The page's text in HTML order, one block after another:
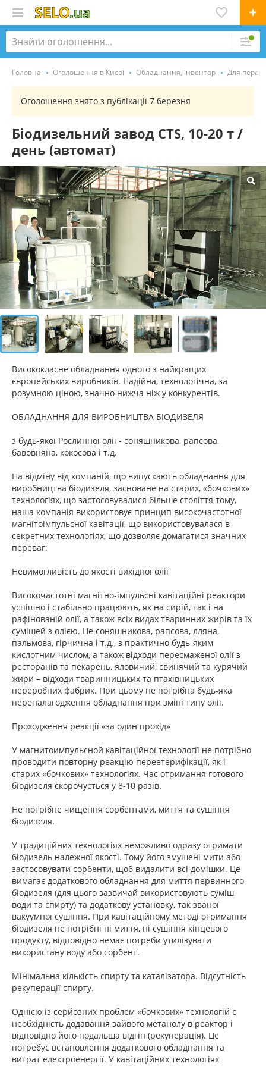
Головна Оголошення в Києві Обладнання, інвентар Для
Оголошення знято з публікації 7 березня
Біодизельний завод CTS, 10-20 т /
день (автомат)
Висококласне обладнання одного з найкращих
європейських виробників. Надійна, технологічна, за
розумною ціною, значно нижча ніж у конкурентів.
ОБЛАДНАННЯ ДЛЯ ВИРОБНИЦТВА БІОДИЗЕЛЯ
з будь-якої Рослинної олії - соняшникова, рапсова,
бавовняна, кокосова і т.д.
На відміну від компаній, що випускають обладнання для
виробництва біодизеля, засноване на старих, «бочкових»
технологіях, що застосовувалися більше століття тому,
наша компанія використовує принцип високочастотної
магнітоімпульсної кавітації, що використовувалася в
секретних технологіях, що дозволяє домагатися значних
переваг:
Невимогливість до якості вихідної олії
Високочастотні магнітно-імпульсні кавітаційні реактори
успішно і стабільно працюють, як на сирій, так і на
рафінованій олії, а також всіх видах тваринних жирів та їх
сумішей з олією. Це соняшникова, рапсова, лляна,
пальмова, гірчична і т.д., з практично будь-яким
кислотним числом, а також відходи пересмаженої олії з
ресторанів та пекарень, яловичий, свинячий та курячий
жири – відходи тваринницьких та птахівницьких
переробних фабрик. При цьому не потрібна будь-яка
переналагодження обладнання при зміні типу олії.
Проходження реакції «за один прохід»
У магнитоимпульсной кавітаційної технології не потрібно
проводити повторну реакцію переетерифікації, як і
старих «бочкових» технологіях. Час отримання готового
біодизеля скорочується у 8-10 разів.
Не потрібне чищення сорбентами, миття та сушіння
біодизеля.
У традиційних технологіях неможливо одразу отримати
біодизель належної якості. Тому його змушені мити або
застосовувати сорбенти, щоб видалити всі домішки. Це
вимагає додаткового обладнання для миття первинного
біодизеля (для цього зазвичай використовують суміш
води та спирту) та додаткову установку, так званої
вакуумної сушіння. При кавітаційному методі отримання
біодизеля не потрібні ні миття, ні сушіння кінцевого
продукту, відповідно немає потреби утилізувати
використану воду або сорбент.
Мінімальна кількість спирту та каталізатора. Відсутність
рекуперації спирту.
Однією із серйозних проблем «бочкових» технологій є
необхідність додавання зайвого метанолу в реактор і
відповідно його подальша відгін (рекуперація). Це
потребує встановлення додаткового обладнання та
витрат електроенергії. У кавітаційних технологіях